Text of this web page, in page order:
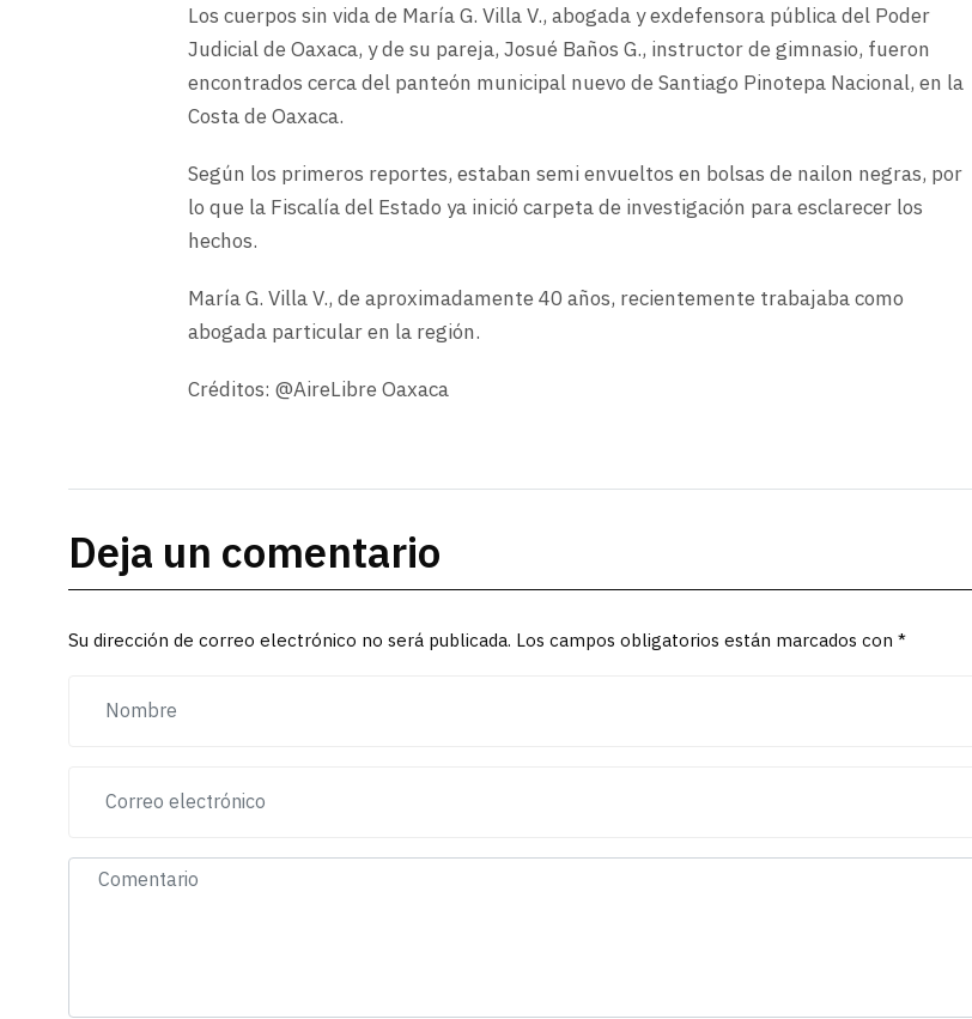
Los cuerpos sin vida de María G. Villa V., abogada y exdefensora pública del Poder
Judicial de Oaxaca, y de su pareja, Josué Baños G., instructor de gimnasio, fueron
encontrados cerca del panteón municipal nuevo de Santiago Pinotepa Nacional, en la
Costa de Oaxaca.
Según los primeros reportes, estaban semi envueltos en bolsas de nailon negras, por
lo que la Fiscalía del Estado ya inició carpeta de investigación para esclarecer los
hechos.
María G. Villa V., de aproximadamente 40 años, recientemente trabajaba como
abogada particular en la región.
Créditos: @AireLibre Oaxaca
Deja un comentario
Su dirección de correo electrónico no será publicada. Los campos obligatorios están marcados con *